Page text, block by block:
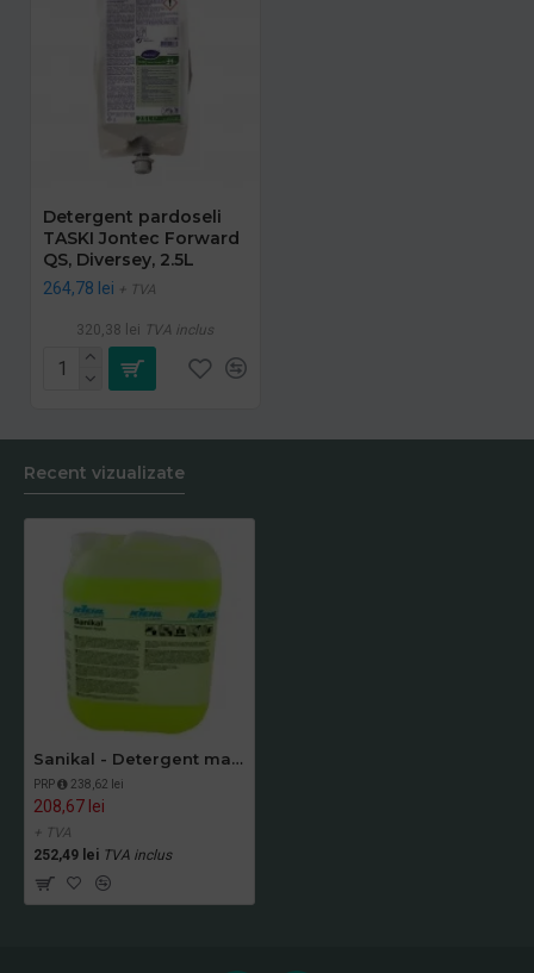
Detergent pardoseli
TASKI Jontec Forward
QS, Diversey, 2.5L
264,78 lei + TVA
320,38 lei TVA inclus
Recent vizualizate
Sanikal - Detergent manual pentru obiecte sanitare, 10 L, Kiehl
PRP 238,62 lei
208,67 lei
+ TVA
252,49 lei TVA inclus